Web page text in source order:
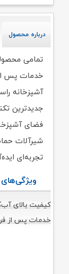
درباره محصول
خدمات پس
آشپزخانه
جدیدترین
فضای
شیرآلات
تجربه‌ای
کیفیت بالای
خدمات پس از